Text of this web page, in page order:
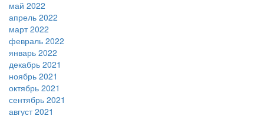
май 2022
апрель 2022
март 2022
февраль 2022
январь 2022
декабрь 2021
ноябрь 2021
октябрь 2021
сентябрь 2021
август 2021